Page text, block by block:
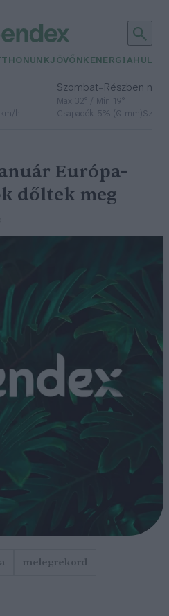
JÖVŐNK ENERGIA
km/h
Szombat– Részben
Max 32° / Min 19°
Csapadék: 5% (0 mm)Szél:
Európa-
dőltek meg
melegrekord